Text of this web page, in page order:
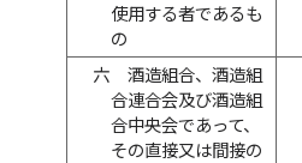
使用する者であるも
の
六
酒造組合、酒造組
合連合会及び酒造組
合中央会であって、
その直接又は間接の